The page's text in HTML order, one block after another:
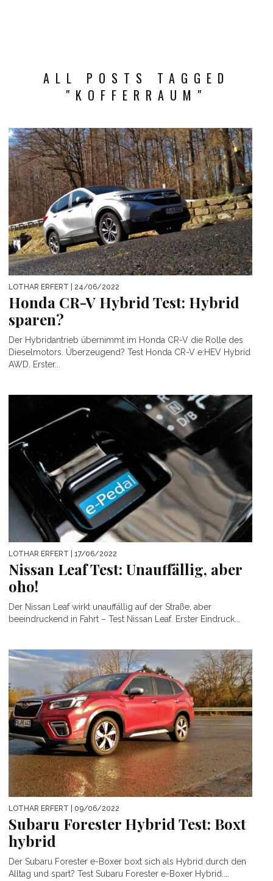
ALL POSTS TAGGED
"KOFFERRAUM"
LOTHAR ERFERT | 24/06/2022
Honda CR-V Hybrid Test: Hybrid
sparen?
Der Hybridantrieb übernimmt im Honda CR-V die Rolle des
Dieselmotors. Überzeugend? Test Honda CR-V e:HEV Hybrid
AWD. Erster...
LOTHAR ERFERT | 17/06/2022
Nissan Leaf Test: Unauffällig, aber
oho!
Der Nissan Leaf wirkt unauffällig auf der Straße, aber
beeindruckend in Fahrt – Test Nissan Leaf. Erster Eindruck...
LOTHAR ERFERT | 09/06/2022
Subaru Forester Hybrid Test: Boxt
hybrid
Der Subaru Forester e-Boxer boxt sich als Hybrid durch den
Alltag und spart? Test Subaru Forester e-Boxer Hybrid....